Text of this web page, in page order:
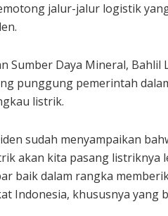
jalur-jalur logistik
Sumber Daya Mineral, Bahlil
punggung pemerintah
listrik.
sudah menyampaikan
akan kita pasang listriknya
baik dalam rangka
Indonesia, khususnya yang